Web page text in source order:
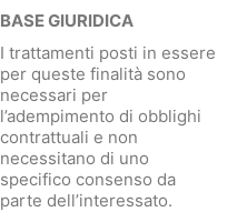
BASE GIURIDICA
I trattamenti posti in essere
per queste finalità sono
necessari per
l’adempimento di obblighi
contrattuali e non
necessitano di uno
specifico consenso da
parte dell’interessato.